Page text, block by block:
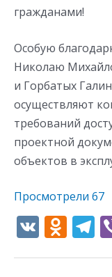
гражданами!
Особую
Николаю
и Горбатых
осуществляют
требований
проектной
объектов в
Просмотрели 67
V O T